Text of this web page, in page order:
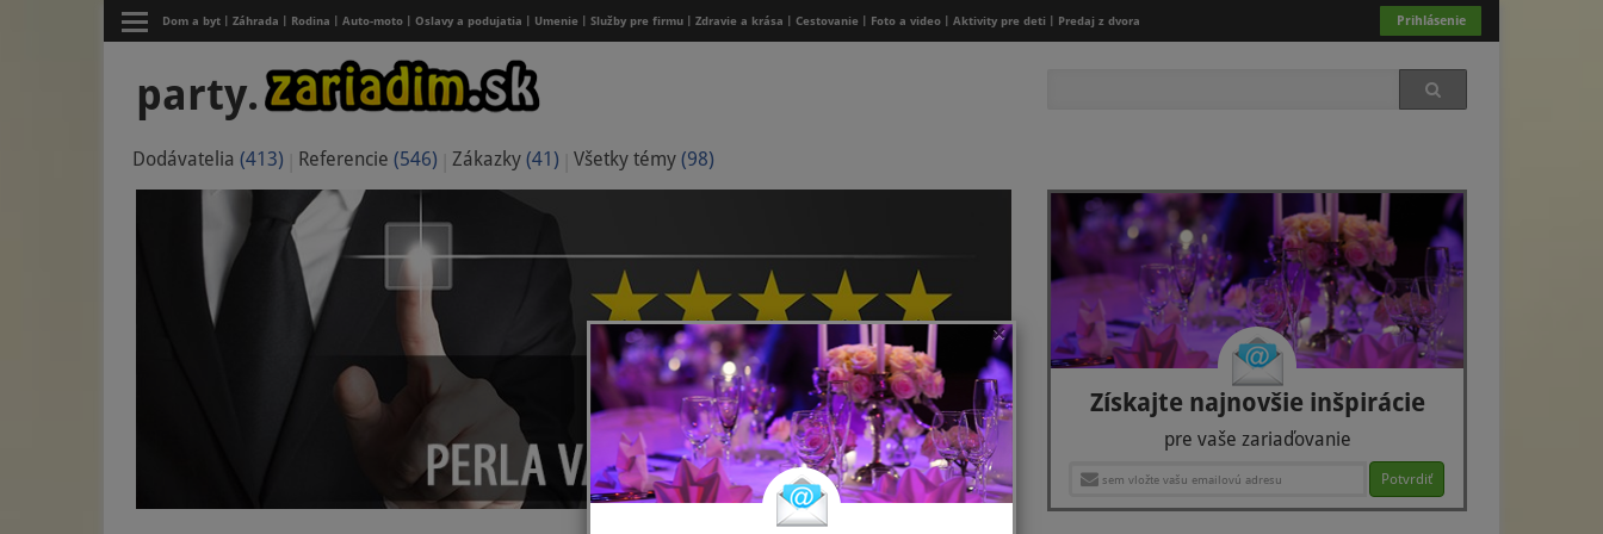
Prihlásenie
Dom a byt Záhrada Rodina Auto-moto Oslavy a podujatia Umenie Služby pre firmu Zdravie a krása Cestovanie Foto a video Aktivity pre deti Predaj z dvora
party.
Dodávatelia (413) Referencie (546) Zákazky (41) Všetky témy (98)
Získajte najnovšie inšpirácie
pre vaše zariaďovanie
Potvrdiť
×